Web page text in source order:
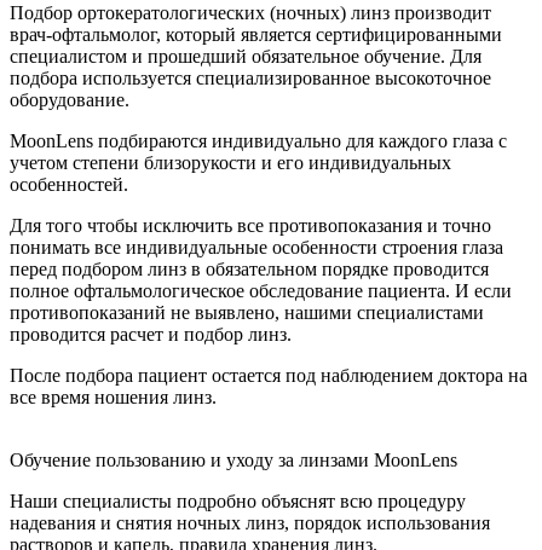
Подбор ортокератологиче­ских (ночных) линз производит
врач-офтальмолог, который является сертифицированными
специалистом и прошедший обязательное обучение. Для
подбора используется специализированное высокоточное
оборудование.
MoonLens подбираются индивидуально для каждого глаза с
учетом степени близорукости и его индивидуальных
особенностей.
Для того чтобы исключить все противопоказания и точно
понимать все индивидуальные особенности строения глаза
перед подбором линз в обязательном порядке проводится
полное офтальмологическое обследование пациента. И если
противопоказаний не выявлено, нашими специалистами
проводится расчет и подбор линз.
После подбора пациент остается под наблюдением доктора на
все время ношения линз.
Обучение пользованию и уходу за линзами MoonLens
Наши специалисты подробно объяснят всю процедуру
надевания и снятия ночных линз, порядок использования
растворов и капель, правила хранения линз.